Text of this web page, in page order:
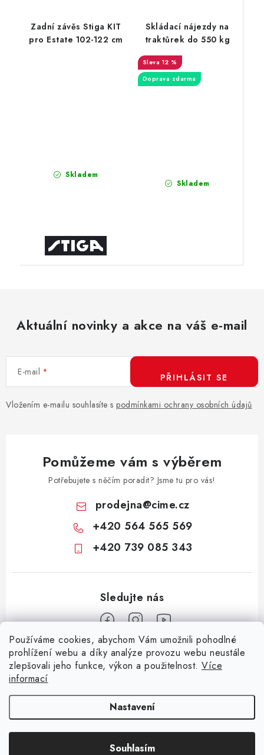
Používáme cookies, abychom Vám umožnili pohodlné
prohlížení webu a díky analýze provozu webu neustále
zlepšovali jeho funkce, výkon a použitelnost. Více
informací
Nastavení
Souhlasím
Zadní závěs Stiga KIT
pro Estate 102-122 cm
Skladem
Skládací nájezdy na
traktůrek do 550 kg
12 %
Doprava zdarma
Skladem
Aktuální novinky a akce na váš e-mail
E-mail
Vložením e-mailu souhlasíte s podmínkami ochrany osobních údajů
PŘIHLÁSIT SE
Pomůžeme vám s výběrem
Potřebujete s něčím poradit? Jsme tu pro vás!
prodejna@cime.cz
+420 564 565 569
+420 739 085 343
Informace pro vás
Billy Goat Walker
Zemědělská technika Komunální technika
CIME SHOP . Všechna práva vyhrazena.